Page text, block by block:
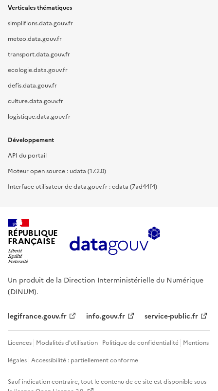
Verticales thématiques
simplifions.data.gouv.fr
meteo.data.gouv.fr
transport.data.gouv.fr
ecologie.data.gouv.fr
defis.data.gouv.fr
culture.data.gouv.fr
logistique.data.gouv.fr
Développement
API du portail
Moteur open source : udata (17.2.0)
Interface utilisateur de data.gouv.fr : cdata (7ad44f4)
RÉPUBLIQUE
FRANÇAISE
Un produit de la Direction Interministérielle du Numérique
(DINUM).
legifrance.gouv.fr info.gouv.fr service-public.fr
Licences Modalités d'utilisation Politique de confidentialité Mentions
légales Accessibilité : partiellement conforme
Sauf indication contraire, tout le contenu de ce site est disponible sous